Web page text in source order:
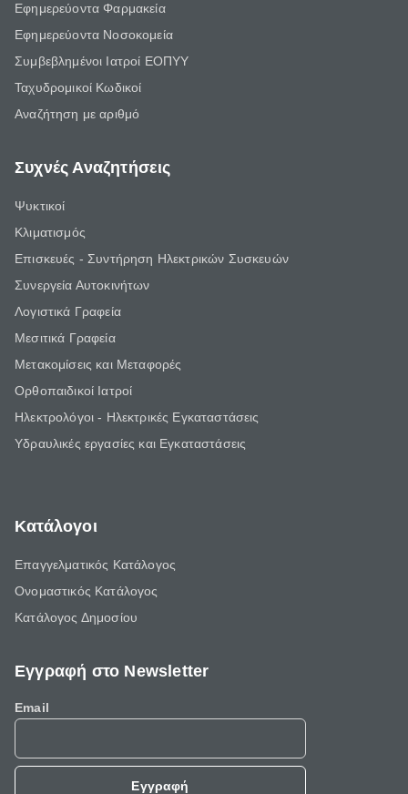
Εφημερεύοντα Φαρμακεία
Εφημερεύοντα Νοσοκομεία
Συμβεβλημένοι Ιατροί ΕΟΠΥΥ
Ταχυδρομικοί Κωδικοί
Αναζήτηση με αριθμό
Συχνές Αναζητήσεις
Ψυκτικοί
Κλιματισμός
Επισκευές - Συντήρηση Ηλεκτρικών Συσκευών
Συνεργεία Αυτοκινήτων
Λογιστικά Γραφεία
Μεσιτικά Γραφεία
Μετακομίσεις και Μεταφορές
Ορθοπαιδικοί Ιατροί
Ηλεκτρολόγοι - Ηλεκτρικές Εγκαταστάσεις
Υδραυλικές εργασίες και Εγκαταστάσεις
Κατάλογοι
Επαγγελματικός Κατάλογος
Ονομαστικός Κατάλογος
Κατάλογος Δημοσίου
Εγγραφή στο Newsletter
Email
Εγγραφή